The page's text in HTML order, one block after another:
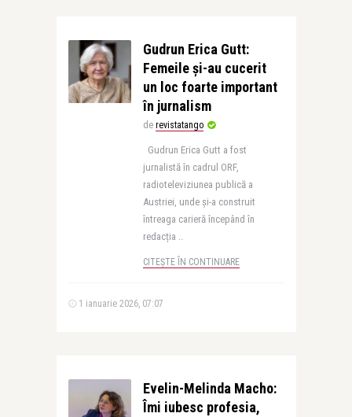
Gudrun Erica Gutt:
Femeile și-au cucerit
un loc foarte important
în jurnalism
de revistatango
Gudrun Erica Gutt a fost
jurnalistă în cadrul ORF,
radioteleviziunea publică a
Austriei, unde și-a construit
întreaga carieră începând în
redacția ..
CITEȘTE ÎN CONTINUARE
1 ianuarie 2026, 07:07
Evelin-Melinda Macho:
Îmi iubesc profesia,